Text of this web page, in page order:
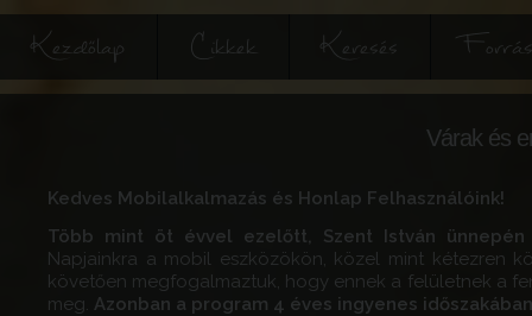
Kezdőlap Cikkek Keresés
Várak és
Kedves Mobilalkalmazás és Honlap Felhasználóink!
Több mint öt évvel ezelőtt, Szent István
Napjainkra a mobil eszközökön, közel mint kétezren
követően megfogalmaztuk, hogy ennek a felületnek a
meg. Azonban a program 4 éves ingyenes